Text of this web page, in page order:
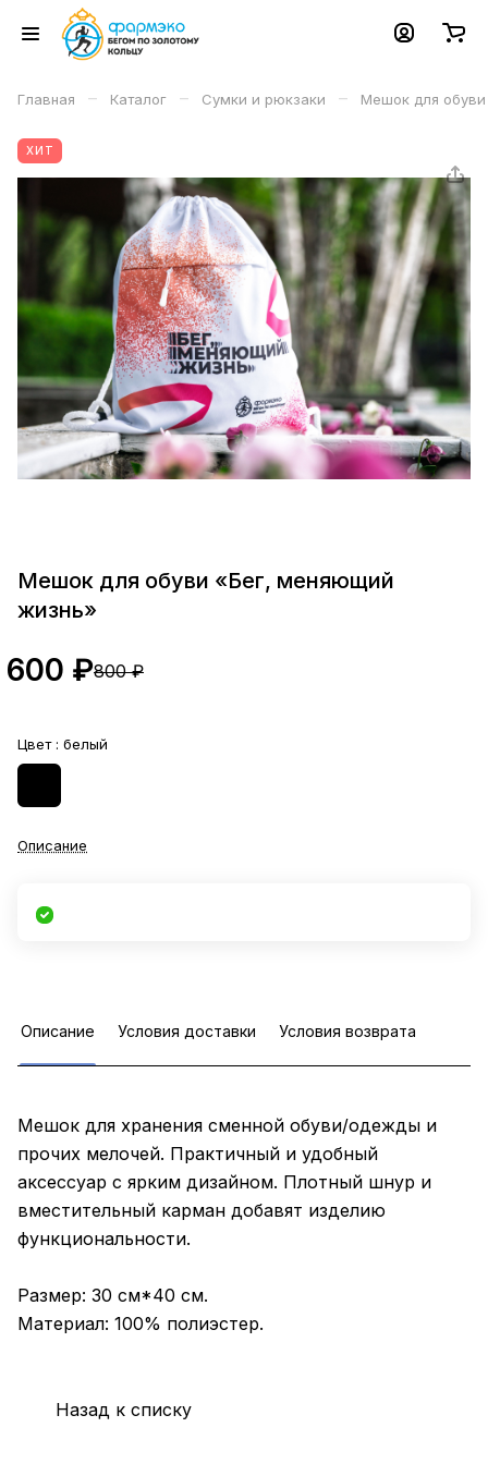
Главная – Каталог – Сумки и рюкзаки – Мешок для
ХИТ
Мешок для обуви «Бег, меняющий
жизнь»
600 ₽800 ₽
Цвет : белый
Описание
Описание Условия доставки Условия возврата
Мешок для хранения сменной обуви/одежды и
прочих мелочей. Практичный и удобный
аксессуар с ярким дизайном. Плотный шнур и
вместительный карман добавят изделию
функциональности.
Размер: 30 см*40 см.
Материал: 100% полиэстер.
Назад к списку